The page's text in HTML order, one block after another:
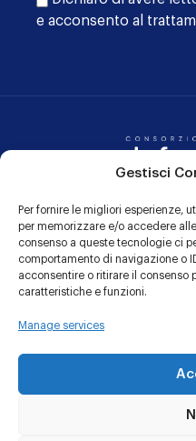
Gestisci
Per fornire le migliori esperienze,
per memorizzare e/o accedere
consenso a queste tecnologie ci
comportamento di navigazione o
acconsentire o ritirare il consenso
caratteristiche e funzioni.
Manage services
e acconsento al
© 1991 - 2026